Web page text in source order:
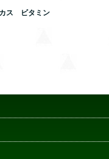
カス ビタミン